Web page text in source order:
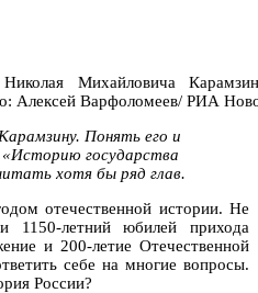
Николая Михайловича
Алексей Варфоломеев/ РИА
Понять его и
государства
хотя бы ряд глав.
отечественной истории. Не
1150-летний юбилей прихода
и 200-летие Отечественной
себе на многие вопросы.
России?